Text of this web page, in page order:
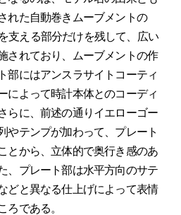
れた自動巻きムーブメントの
支える部分だけを残して、広い
されており、ムーブメントの作
部にはアンスラサイトコーティ
によって時計本体とのコーディ
らに、前述の通りイエローゴー
やテンプが加わって、プレート
とから、立体的で奥行き感のあ
、プレート部は水平方向のサテ
どと異なる仕上げによって表情
ろである。